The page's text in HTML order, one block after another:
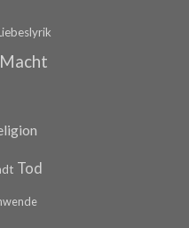
Macht
Tod